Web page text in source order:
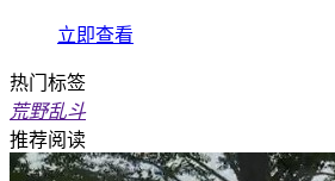
立即查看
热门标签
荒野乱斗
推荐阅读